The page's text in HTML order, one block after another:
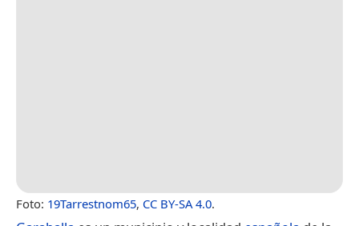
Foto: 19Tarrestnom65, CC BY-SA 4.0.